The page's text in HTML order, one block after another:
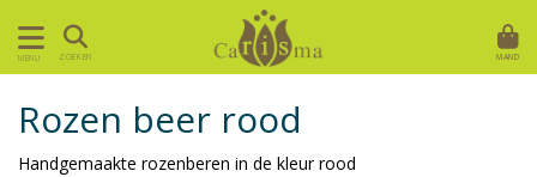
MENU ZOEKEN MAND
Rozen beer rood
Handgemaakte rozenberen in de kleur rood